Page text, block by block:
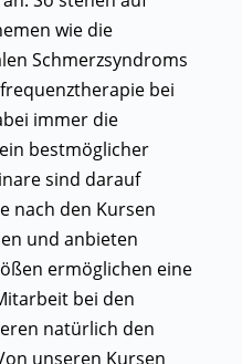
wie die
Schmerzsyndroms
bei
immer die
bestmöglicher
sind darauf
nach den Kursen
und anbieten
ermöglichen eine
bei den
natürlich den
unseren Kursen